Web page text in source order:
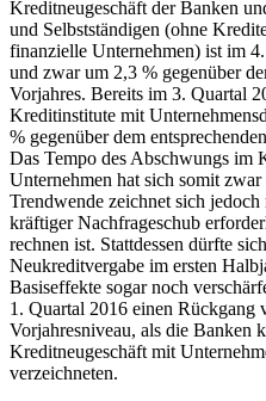
Kreditneugeschäft der Banken
und Selbstständigen (ohne
finanzielle Unternehmen) ist im
und zwar um 2,3 % gegenüber
Vorjahres. Bereits im 3. Quartal
Kreditinstitute mit
% gegenüber dem
Das Tempo des Abschwungs im
Unternehmen hat sich somit
Trendwende zeichnet sich
kräftiger Nachfrageschub
rechnen ist. Stattdessen dürfte
Neukreditvergabe im ersten
Basiseffekte sogar noch
1. Quartal 2016 einen Rückgang
Vorjahresniveau, als die Banken
Kreditneugeschäft mit
verzeichneten.